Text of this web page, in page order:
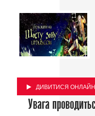
ДИВИТИСЯ ОНЛАЙН
Увага